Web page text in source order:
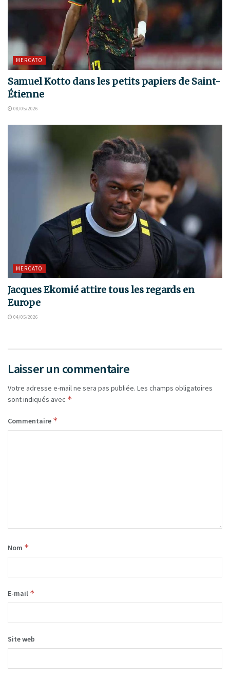
MERCATO
Samuel Kotto dans les petits papiers de Saint-
Étienne
08/05/2026
MERCATO
Jacques Ekomié attire tous les regards en
Europe
04/05/2026
Laisser un commentaire
Votre adresse e-mail ne sera pas publiée. Les champs obligatoires
sont indiqués avec *
Commentaire *
Nom *
E-mail *
Site web